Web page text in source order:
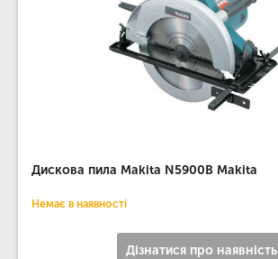
Дискова пила Makita N5900B Makita
Немає в наявності
Дізнатися про наявність